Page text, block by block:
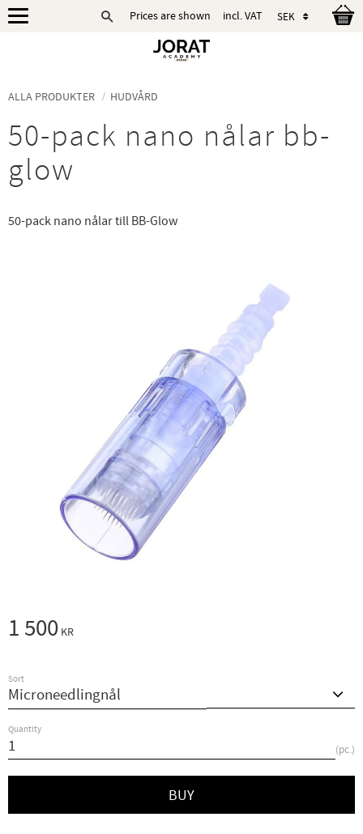
Prices are shown incl. VAT
ALLA PRODUKTER HUDVÅRD
50-pack nano nålar bb-
glow
50-pack nano nålar till BB-Glow
1 500 KR
Sort
Quantity
pc.
BUY